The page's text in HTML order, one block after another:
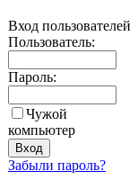
Вход пользователей
Пользователь:
Пароль:
Чужой
компьютер
Забыли пароль?